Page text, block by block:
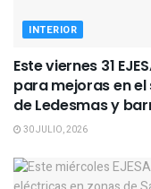
INTERIOR
Este viernes 31
para mejoras en
de Ledesmas y
30 JULIO, 2026